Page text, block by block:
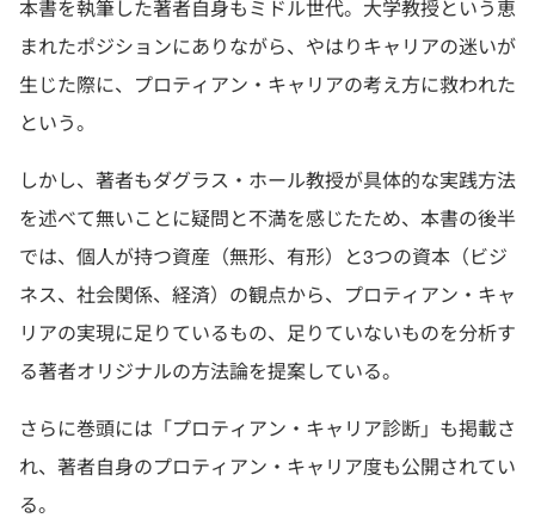
本書を執筆した著者自身もミドル世代。大学教授という恵
まれたポジションにありながら、やはりキャリアの迷いが
生じた際に、プロティアン・キャリアの考え方に救われた
という。
しかし、著者もダグラス・ホール教授が具体的な実践方法
を述べて無いことに疑問と不満を感じたため、本書の後半
では、個人が持つ資産（無形、有形）と3つの資本（ビジ
ネス、社会関係、経済）の観点から、プロティアン・キャ
リアの実現に足りているもの、足りていないものを分析す
る著者オリジナルの方法論を提案している。
さらに巻頭には「プロティアン・キャリア診断」も掲載さ
れ、著者自身のプロティアン・キャリア度も公開されてい
る。